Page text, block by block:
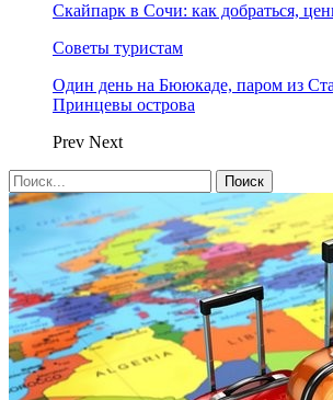
Скайпарк в Сочи: как добраться,
Советы туристам
Один день на Бююкаде, паром из
Принцевы острова
Prev Next